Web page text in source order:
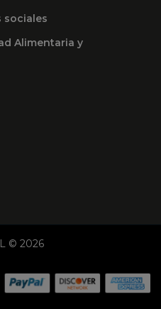
sociales
Alimentaria y
© 2026